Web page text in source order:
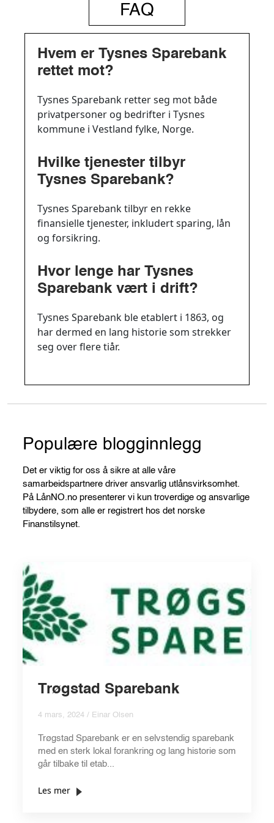
FAQ
Hvem er Tysnes Sparebank
rettet mot?
Tysnes Sparebank retter seg mot både
privatpersoner og bedrifter i Tysnes
kommune i Vestland fylke, Norge.
Hvilke tjenester tilbyr
Tysnes Sparebank?
Tysnes Sparebank tilbyr en rekke
finansielle tjenester, inkludert sparing, lån
og forsikring.
Hvor lenge har Tysnes
Sparebank vært i drift?
Tysnes Sparebank ble etablert i 1863, og
har dermed en lang historie som strekker
seg over flere tiår.
Populære blogginnlegg
Det er viktig for oss å sikre at alle våre
samarbeidspartnere driver ansvarlig utlånsvirksomhet.
På LånNO.no presenterer vi kun troverdige og ansvarlige
tilbydere, som alle er registrert hos det norske
Finanstilsynet.
Trøgstad Sparebank
4 mars, 2024 / Einar Olsen
Trøgstad Sparebank er en selvstendig sparebank
med en sterk lokal forankring og lang historie som
går tilbake til etab...
Les mer